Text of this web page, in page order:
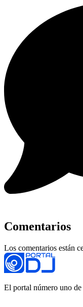
Comentarios
Los comentarios están
El portal número uno